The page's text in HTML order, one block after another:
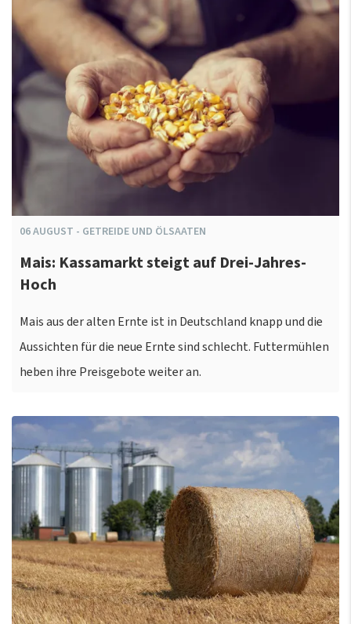
06AUGUST - GETREIDE UND ÖLSAATEN
Mais: Kassamarkt steigt auf Drei-Jahres-
Hoch
Mais aus der alten Ernte ist in Deutschland knapp und die
Aussichten für die neue Ernte sind schlecht. Futtermühlen
heben ihre Preisgebote weiter an.